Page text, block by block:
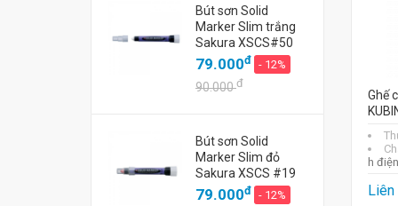
Bút sơn Solid
Marker Slim trắng
Sakura XSCS#50
79.000đ - 12%
90.000đ
Bút sơn Solid
Marker Slim đỏ
Sakura XSCS #19
79.000đ - 12%
Ghế
h điện
Liên